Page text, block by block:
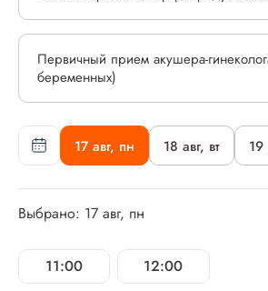
17 авг, пн 18 авг, вт 19
Выбрано: 17 авг, пн
11:00 12:00
Первичный прием акушера-
беременных)